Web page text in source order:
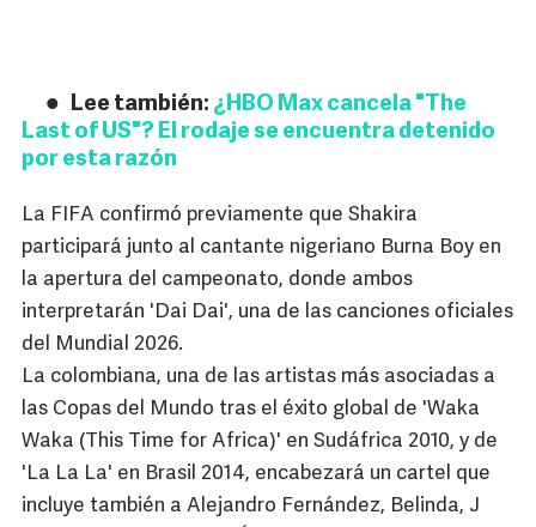
Lee también: ¿HBO Max cancela "The
Last of US"? El rodaje se encuentra detenido
por esta razón
La FIFA confirmó previamente que Shakira
participará junto al cantante nigeriano Burna Boy en
la apertura del campeonato, donde ambos
interpretarán 'Dai Dai', una de las canciones oficiales
del Mundial 2026.
La colombiana, una de las artistas más asociadas a
las Copas del Mundo tras el éxito global de 'Waka
Waka (This Time for Africa)' en Sudáfrica 2010, y de
'La La La' en Brasil 2014, encabezará un cartel que
incluye también a Alejandro Fernández, Belinda, J